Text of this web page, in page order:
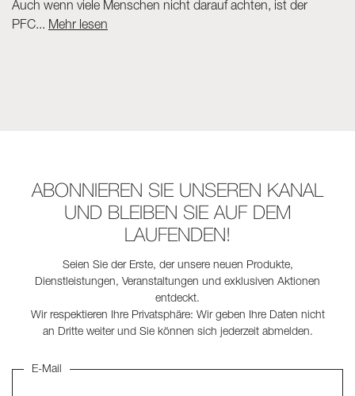
Auch wenn viele Menschen nicht darauf achten, ist der
PFC... Mehr lesen
ABONNIEREN SIE UNSEREN KANAL
UND BLEIBEN SIE AUF DEM
LAUFENDEN!
Seien Sie der Erste, der unsere neuen Produkte,
Dienstleistungen, Veranstaltungen und exklusiven Aktionen
entdeckt.
Wir respektieren Ihre Privatsphäre: Wir geben Ihre Daten nicht
an Dritte weiter und Sie können sich jederzeit abmelden.
E-Mail